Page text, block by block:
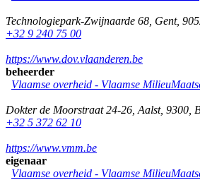
Technologiepark-Zwijnaarde 68 Gent,
+32 9 240 75 00
https://www.dov.vlaanderen.be
beheerder
Vlaamse overheid - Vlaamse
Dokter de Moorstraat 24-26 Aalst, 9300
+32 5 372 62 10
https://www.vmm.be
eigenaar
Vlaamse overheid - Vlaamse